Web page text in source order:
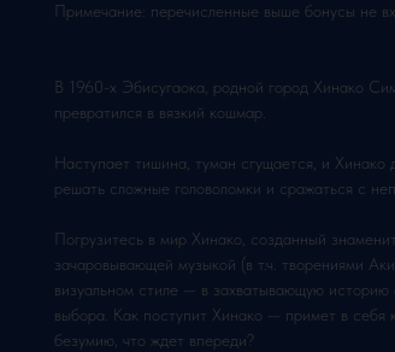
Примечание: перечисленные выше бонусы не
В 1960-х Эбисугаока, родной город Хинако
превратился в вязкий кошмар.
Наступает тишина, туман сгущается, и Хинако
решать сложные головоломки и сражаться с
Погрузитесь в мир Хинако, созданный
зачаровывающей музыкой (в т.ч. творениями
визуальном стиле — в захватывающую
выбора. Как поступит Хинако — примет в себя
безумию, что ждет впереди?